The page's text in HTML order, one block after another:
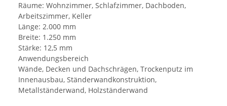
Räume: Wohnzimmer, Schlafzimmer, Dachboden,
Arbeitszimmer, Keller
Länge: 2.000 mm
Breite: 1.250 mm
Stärke: 12,5 mm
Anwendungsbereich
Wände, Decken und Dachschrägen, Trockenputz im
Innenausbau, Ständerwandkonstruktion,
Metallständerwand, Holzständerwand